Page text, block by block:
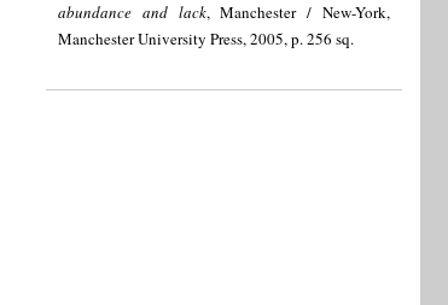
abundance and lack, Manchester / New-York,
Manchester University Press, 2005, p. 256 sq.